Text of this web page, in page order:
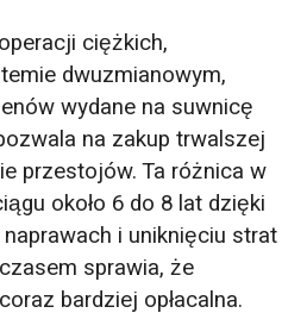
ciężkich,
dwuzmianowym,
wydane na suwnicę
na zakup trwalszej
przestojów. Ta różnica w
około 6 do 8 lat dzięki
i uniknięciu strat
sprawia, że
bardziej opłacalna.